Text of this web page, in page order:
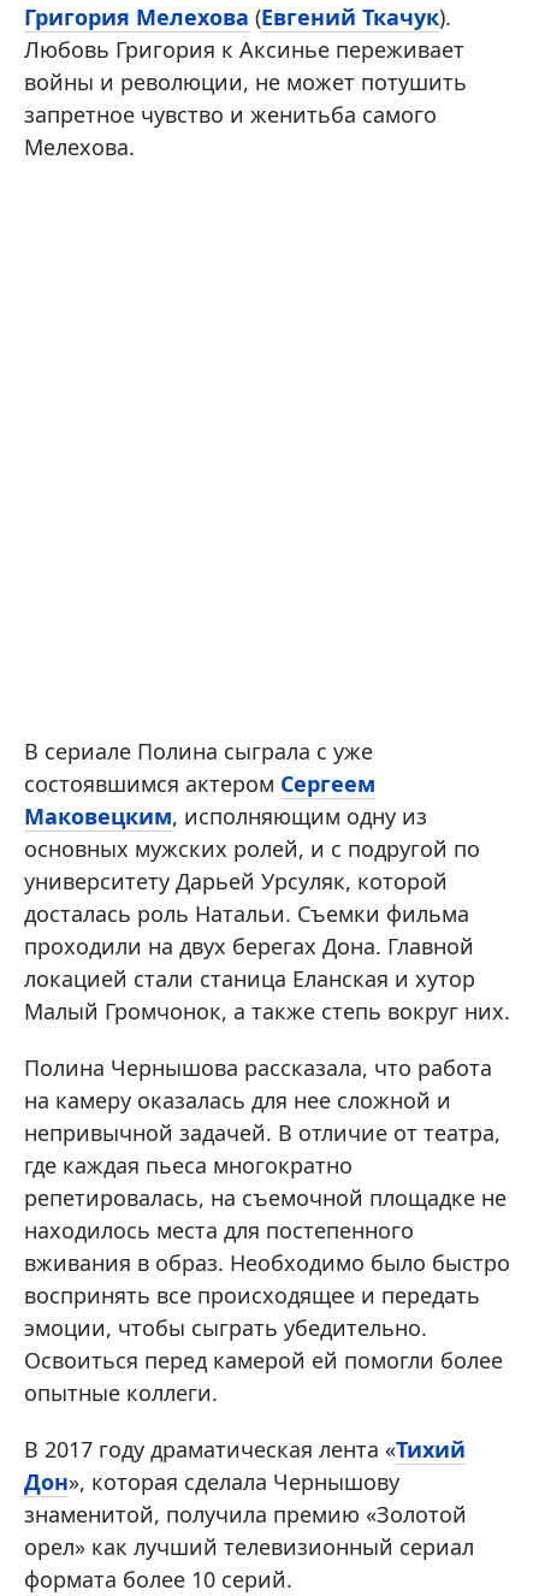
Григория Мелехова (Евгений Ткачук).
Любовь Григория к Аксинье переживает
войны и революции, не может потушить
запретное чувство и женитьба самого
Мелехова.
В сериале Полина сыграла с уже
состоявшимся актером Сергеем
Маковецким, исполняющим одну из
основных мужских ролей, и с подругой по
университету Дарьей Урсуляк, которой
досталась роль Натальи. Съемки фильма
проходили на двух берегах Дона. Главной
локацией стали станица Еланская и хутор
Малый Громчонок, а также степь вокруг них.
Полина Чернышова рассказала, что работа
на камеру оказалась для нее сложной и
непривычной задачей. В отличие от театра,
где каждая пьеса многократно
репетировалась, на съемочной площадке не
находилось места для постепенного
вживания в образ. Необходимо было быстро
воспринять все происходящее и передать
эмоции, чтобы сыграть убедительно.
Освоиться перед камерой ей помогли более
опытные коллеги.
В 2017 году драматическая лента «Тихий
Дон», которая сделала Чернышову
знаменитой, получила премию «Золотой
орел» как лучший телевизионный сериал
формата более 10 серий.